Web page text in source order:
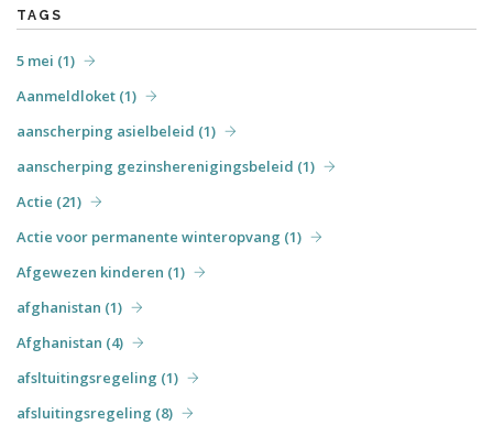
TAGS
5 mei (1)
Aanmeldloket (1)
aanscherping asielbeleid (1)
aanscherping gezinsherenigingsbeleid (1)
Actie (21)
Actie voor permanente winteropvang (1)
Afgewezen kinderen (1)
afghanistan (1)
Afghanistan (4)
afsltuitingsregeling (1)
afsluitingsregeling (8)